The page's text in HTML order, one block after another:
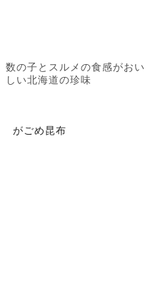
数の子とスルメの食感がおい
しい北海道の珍味
がごめ昆布